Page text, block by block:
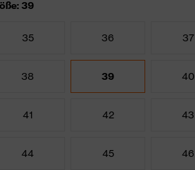
39
35 36 37
38 39 40
41 42 43
44 45 46